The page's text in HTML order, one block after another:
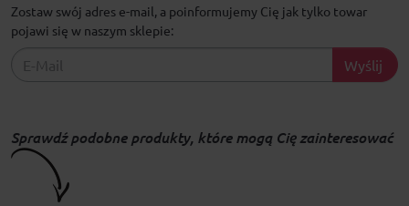
Zostaw swój adres e-mail, a poinformujemy Cię jak tylko towar
pojawi się w naszym sklepie:
Wyślij
Sprawdź podobne produkty, które mogą Cię zainteresować